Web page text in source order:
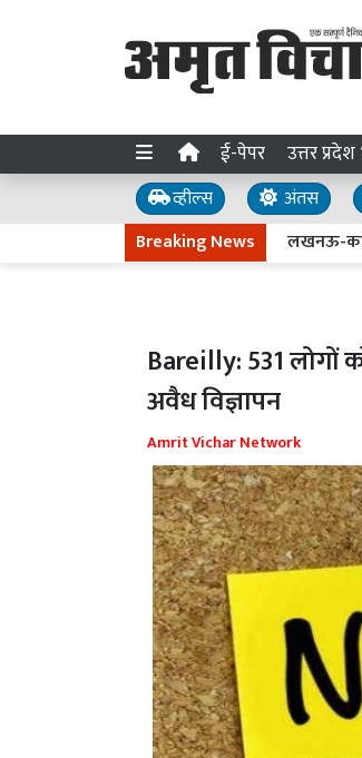
ई-पेपर उत्तर प्रदेश
व्हील्स अंतस
Breaking Newsलखनऊ-कानपुर
Bareilly: 531 लोगों
अवैध विज्ञापन
Amrit Vichar Network